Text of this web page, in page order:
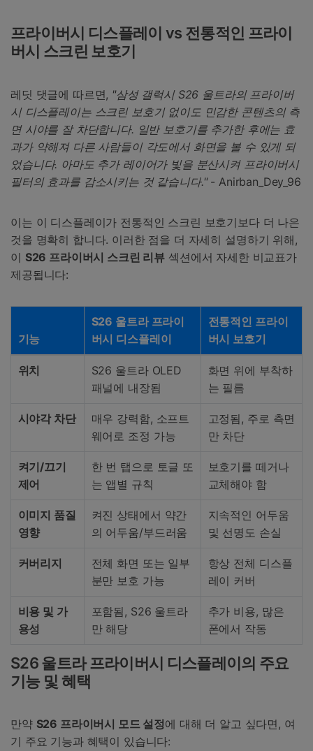
프라이버시 디스플레이 vs 전통적인 프라이
버시 스크린 보호기
레딧 댓글에 따르면, "삼성 갤럭시 S26 울트라의 프라이버
시 디스플레이는 스크린 보호기 없이도 민감한 콘텐츠의 측
면 시야를 잘 차단합니다. 일반 보호기를 추가한 후에는 효
과가 약해져 다른 사람들이 각도에서 화면을 볼 수 있게 되
었습니다. 아마도 추가 레이어가 빛을 분산시켜 프라이버시
필터의 효과를 감소시키는 것 같습니다."- Anirban_Dey_96
이는 이 디스플레이가 전통적인 스크린 보호기보다 더 나은
것을 명확히 합니다. 이러한 점을 더 자세히 설명하기 위해,
이 S26 프라이버시 스크린 리뷰 섹션에서 자세한 비교표가
제공됩니다:
기능
S26 울트라 프라이
버시 디스플레이
전통적인 프라이
버시 보호기
위치
S26 울트라 OLED
패널에 내장됨
화면 위에 부착하
는 필름
시야각 차단
매우 강력함, 소프트
웨어로 조정 가능
고정됨, 주로 측면
만 차단
켜기/끄기
제어
한 번 탭으로 토글 또
는 앱별 규칙
보호기를 떼거나
교체해야 함
이미지 품질
영향
켜진 상태에서 약간
의 어두움/부드러움
지속적인 어두움
및 선명도 손실
커버리지
전체 화면 또는 일부
분만 보호 가능
항상 전체 디스플
레이 커버
비용 및 가
용성
포함됨, S26 울트라
만 해당
추가 비용, 많은
폰에서 작동
S26 울트라 프라이버시 디스플레이의 주요
기능 및 혜택
만약 S26 프라이버시 모드 설정에 대해 더 알고 싶다면, 여
기 주요 기능과 혜택이 있습니다: